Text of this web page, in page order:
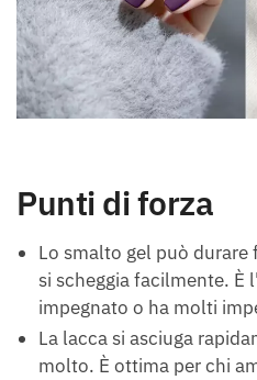
Punti di forza
Lo smalto gel può
si scheggia facilmente. È
impegnato o ha molti
La lacca si asciuga
molto. È ottima per chi